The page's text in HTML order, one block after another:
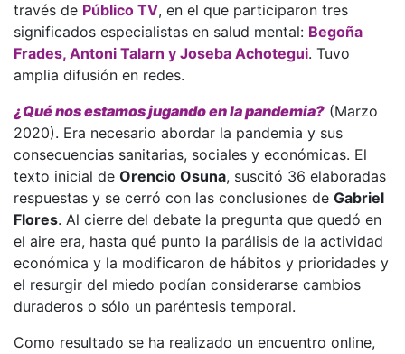
través de Público TV, en el que participaron tres
significados especialistas en salud mental: Begoña
Frades, Antoni Talarn y Joseba Achotegui. Tuvo
amplia difusión en redes.
¿Qué nos estamos jugando en la pandemia? (Marzo
2020). Era necesario abordar la pandemia y sus
consecuencias sanitarias, sociales y económicas. El
texto inicial de Orencio Osuna, suscitó 36 elaboradas
respuestas y se cerró con las conclusiones de Gabriel
Flores. Al cierre del debate la pregunta que quedó en
el aire era, hasta qué punto la parálisis de la actividad
económica y la modificaron de hábitos y prioridades y
el resurgir del miedo podían considerarse cambios
duraderos o sólo un paréntesis temporal.
Como resultado se ha realizado un encuentro online,